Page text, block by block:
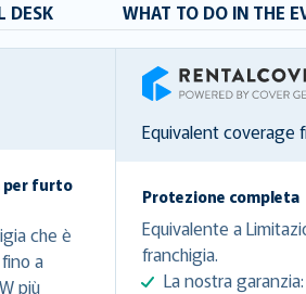
DESK WHAT TO DO IN THE
per furto
che è
a
più
RentalCover
Equivalent coverage
Protezione completa
Equivalente a
franchigia.
La nostra